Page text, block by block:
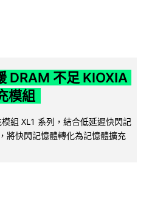
DRAM 不足 KIOXIA
模組
組 XL1 系列，結合低延遲快閃記
將快閃記憶體轉化為記憶體擴充